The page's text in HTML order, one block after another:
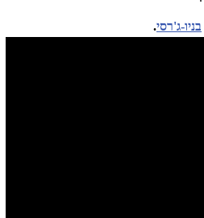
בניו-ג'רסי.